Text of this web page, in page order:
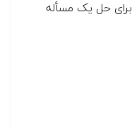
استفاده از الگوریتم NSGA-II برای حل یک مسأله